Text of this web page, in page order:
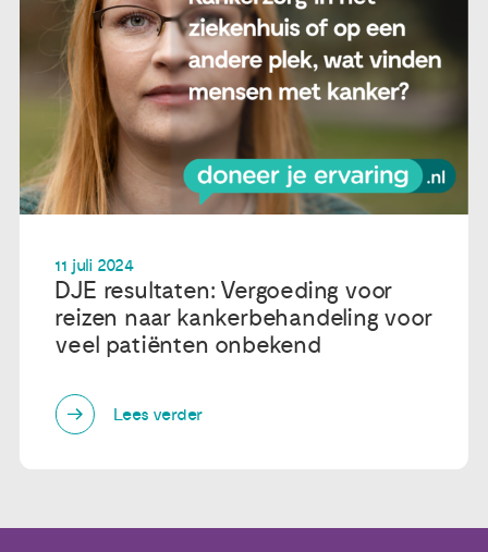
11 juli 2024
DJE resultaten: Vergoeding voor
reizen naar kankerbehandeling voor
veel patiënten onbekend
Lees verder